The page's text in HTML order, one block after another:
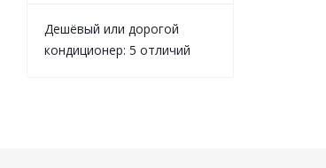
Дешёвый или дорогой
кондиционер: 5 отличий